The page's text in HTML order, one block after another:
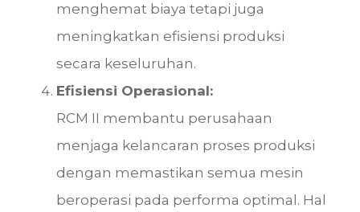
menghemat biaya tetapi juga
meningkatkan efisiensi produksi
secara keseluruhan.
Efisiensi Operasional:
RCM II membantu perusahaan
menjaga kelancaran proses produksi
dengan memastikan semua mesin
beroperasi pada performa optimal. Hal